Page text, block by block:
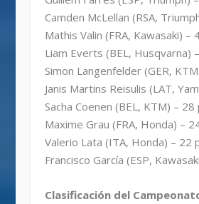
Camden McLellan (RSA,
Mathis Valin (FRA, Kawasaki) –
Liam Everts (BEL, Husqvarna)
Simon Langenfelder (GER,
Janis Martins Reisulis (LAT,
Sacha Coenen (BEL, KTM) – 28
Maxime Grau (FRA, Honda) –
Valerio Lata (ITA, Honda) – 22
Francisco García (ESP,
Clasificación del